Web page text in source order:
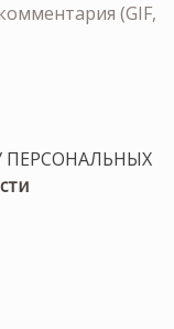
(GIF,
ПЕРСОНАЛЬНЫХ